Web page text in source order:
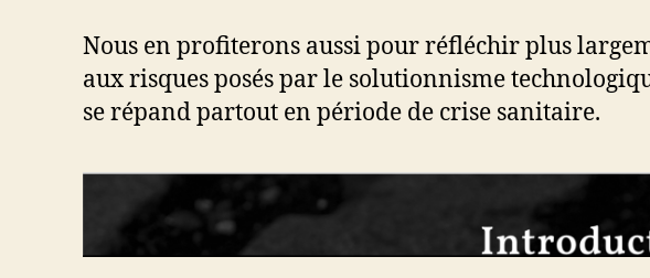
Nous en profiterons aussi pour réfléchir plus
aux risques posés par le solutionnisme
se répand partout en période de crise sanitaire.